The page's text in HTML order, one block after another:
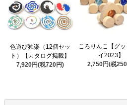
色遊び独楽（12個セッ
ト）【カタログ掲載】
7,920円(税720円)
ころりんこ【グッ
イ2023】
2,750円(税